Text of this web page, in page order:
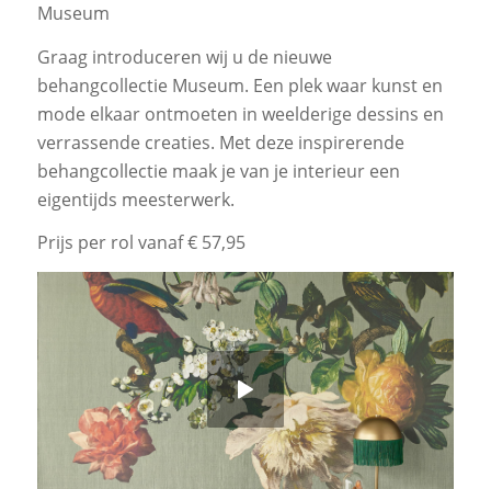
Museum
Graag introduceren wij u de nieuwe
behangcollectie Museum. Een plek waar kunst en
mode elkaar ontmoeten in weelderige dessins en
verrassende creaties. Met deze inspirerende
behangcollectie maak je van je interieur een
eigentijds meesterwerk.
Prijs per rol vanaf € 57,95